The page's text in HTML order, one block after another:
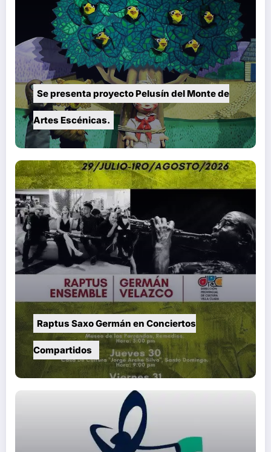
Se presenta proyecto Pelusín del Monte de
Artes Escénicas.
Raptus Saxo Germán en Conciertos